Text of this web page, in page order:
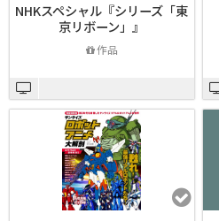
NHKスペシャル『シリーズ「東
京リボーン」』
作品